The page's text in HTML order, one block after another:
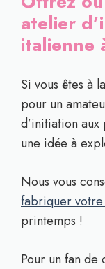
atelier
italienne
Si vous êtes à
pour un
d’initiation
une idée à
Nous vous
fabriquer
printemps !
Pour un fan de